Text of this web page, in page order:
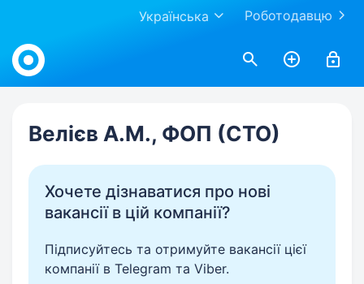
Роботодавцю
Українська
Work.ua
Велієв А.М., ФОП (СТО)
Хочете дізнаватися про нові
вакансії в цій компанії?
Підписуйтесь та отримуйте вакансії цієї
компанії в Telegram та Viber.